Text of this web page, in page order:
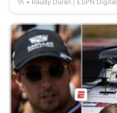
1h Raudy Durán | ESPN Digital